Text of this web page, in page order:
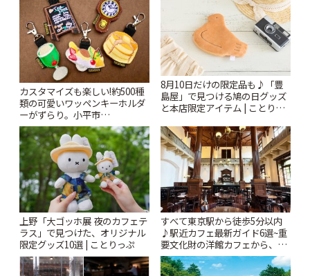
カスタマイズも楽しい!約500種
類の可愛いワッペンキーホルダ
ーがずらり。小平市
「Kimamaya T&K」 | ことりっ
ぷ
8月10日だけの限定品も♪「豊
島屋」で見つける鳩の日グッズ
と本店限定アイテム | ことりっ
上野「大ゴッホ展 夜のカフェテ
ラス」で見つけた、オリジナル
限定グッズ10選 | ことりっぷ
すべて東京駅から徒歩5分以内
♪駅近カフェ最新ガイド6選~重
要文化財の洋館カフェから、改
札すぐのレトロ喫茶まで~ | こと
りっぷ